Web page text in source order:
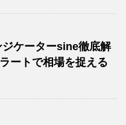
ジケーターsine徹底解
ートで相場を捉える